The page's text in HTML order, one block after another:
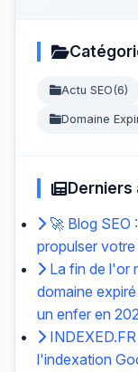
Actu SEO(6)
Domaine
Derniers
🚀 Blog SEO
propulser
La fin de l'or
domaine
un enfer en
l'indexation